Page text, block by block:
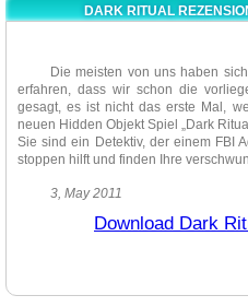
DARK RITUAL
Die meisten von uns haben
erfahren, dass wir schon die
gesagt, es ist nicht das erste Mal,
neuen Hidden Objekt Spiel „Dark
Sie sind ein Detektiv, der einem FBI
stoppen hilft und finden Ihre
Die Handlung findet in
leuchtende Augen und andere
gearbeitet haben. Es gibt eine sehr
3, May 2011
Download Dark